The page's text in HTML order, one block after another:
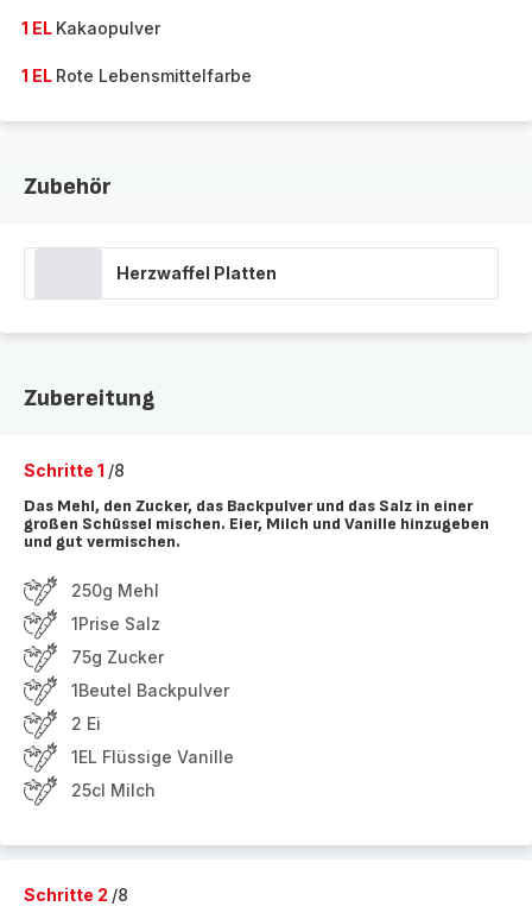
1 EL Kakaopulver
1 EL Rote Lebensmittelfarbe
Zubehör
Herzwaffel Platten
Zubereitung
Schritte 1 /8
Das Mehl, den Zucker, das Backpulver und das Salz in einer
großen Schüssel mischen. Eier, Milch und Vanille hinzugeben
und gut vermischen.
250g Mehl
1Prise Salz
75g Zucker
1Beutel Backpulver
2 Ei
1EL Flüssige Vanille
25cl Milch
Schritte 2 /8